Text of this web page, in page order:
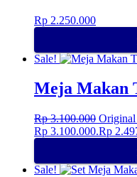
Rp 2.250.000
Sale!
Meja Makan
Rp3.100.000 Original
Rp 3.100.000.Rp
Sale!